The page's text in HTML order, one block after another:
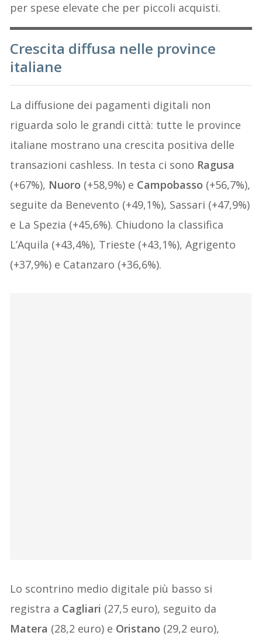
per spese elevate che per piccoli acquisti.
Crescita diffusa nelle province
italiane
La diffusione dei pagamenti digitali non
riguarda solo le grandi città: tutte le province
italiane mostrano una crescita positiva delle
transazioni cashless. In testa ci sono Ragusa
(+67%), Nuoro (+58,9%) e Campobasso (+56,7%),
seguite da Benevento (+49,1%), Sassari (+47,9%)
e La Spezia (+45,6%). Chiudono la classifica
L’Aquila (+43,4%), Trieste (+43,1%), Agrigento
(+37,9%) e Catanzaro (+36,6%).
Lo scontrino medio digitale più basso si
registra a Cagliari (27,5 euro), seguito da
Matera (28,2 euro) e Oristano (29,2 euro),